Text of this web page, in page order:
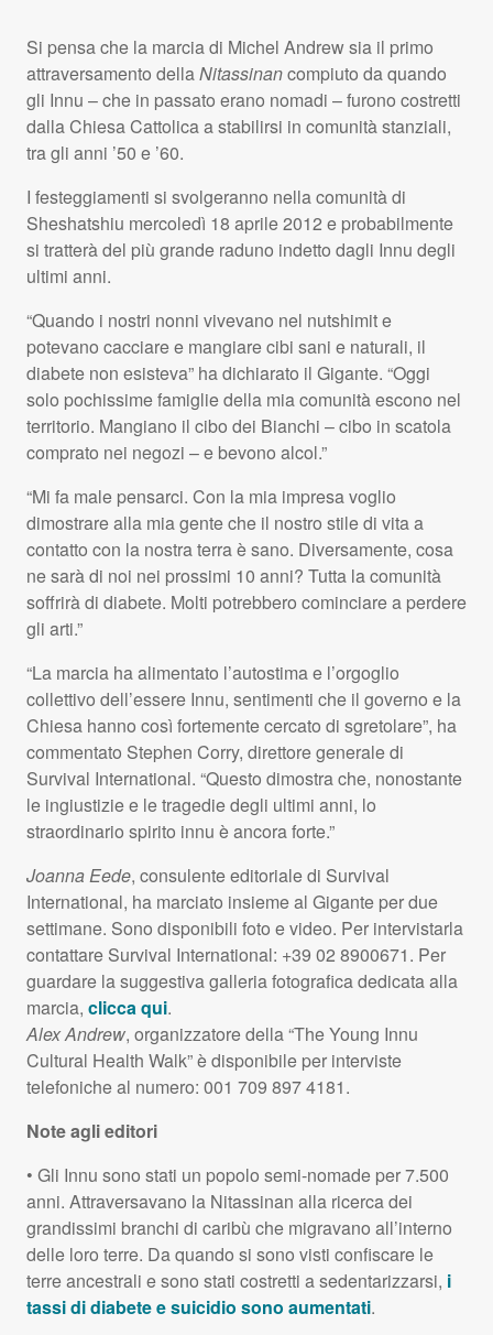
Si pensa che la marcia di Michel Andrew sia il primo
attraversamento della Nitassinancompiuto da quando
gli Innu – che in passato erano nomadi – furono costretti
dalla Chiesa Cattolica a stabilirsi in comunità stanziali,
tra gli anni ’50 e ’60.
I festeggiamenti si svolgeranno nella comunità di
Sheshatshiu mercoledì 18 aprile 2012 e probabilmente
si tratterà del più grande raduno indetto dagli Innu degli
ultimi anni.
“Quando i nostri nonni vivevano nel nutshimit e
potevano cacciare e mangiare cibi sani e naturali, il
diabete non esisteva” ha dichiarato il Gigante. “Oggi
solo pochissime famiglie della mia comunità escono nel
territorio. Mangiano il cibo dei Bianchi – cibo in scatola
comprato nei negozi – e bevono alcol.”
“Mi fa male pensarci. Con la mia impresa voglio
dimostrare alla mia gente che il nostro stile di vita a
contatto con la nostra terra è sano. Diversamente, cosa
ne sarà di noi nei prossimi 10 anni? Tutta la comunità
soffrirà di diabete. Molti potrebbero cominciare a perdere
gli arti.”
“La marcia ha alimentato l’autostima e l’orgoglio
collettivo dell’essere Innu, sentimenti che il governo e la
Chiesa hanno così fortemente cercato di sgretolare”, ha
commentato Stephen Corry, direttore generale di
Survival International. “Questo dimostra che, nonostante
le ingiustizie e le tragedie degli ultimi anni, lo
straordinario spirito innu è ancora forte.”
Joanna Eede, consulente editoriale di Survival
International, ha marciato insieme al Gigante per due
settimane. Sono disponibili foto e video. Per intervistarla
contattare Survival International: +39 02 8900671. Per
guardare la suggestiva galleria fotografica dedicata alla
marcia, clicca qui.
Alex Andrew, organizzatore della “The Young Innu
Cultural Health Walk” è disponibile per interviste
telefoniche al numero: 001 709 897 4181.
Note agli editori
• Gli Innu sono stati un popolo semi-nomade per 7.500
anni. Attraversavano la Nitassinan alla ricerca dei
grandissimi branchi di caribù che migravano all’interno
delle loro terre. Da quando si sono visti confiscare le
terre ancestrali e sono stati costretti a sedentarizzarsi, i
tassi di diabete e suicidio sono aumentati.